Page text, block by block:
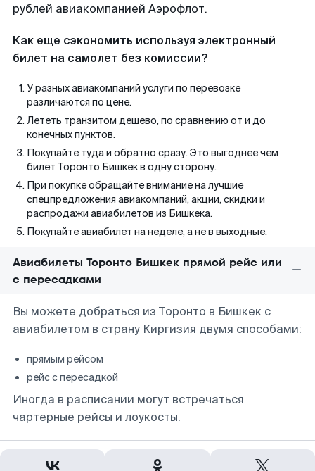
рублей авиакомпанией Аэрофлот.
Как еще сэкономить используя электронный
билет на самолет без комиссии?
У разных авиакомпаний услуги по перевозке
различаются по цене.
Лететь транзитом дешево, по сравнению от и до
конечных пунктов.
Покупайте туда и обратно сразу. Это выгоднее чем
билет Торонто Бишкек в одну сторону.
При покупке обращайте внимание на лучшие
спецпредложения авиакомпаний, акции, скидки и
распродажи авиабилетов из Бишкека.
Покупайте авиабилет на неделе, а не в выходные.
Авиабилеты Торонто Бишкек прямой рейс или
с пересадками
Вы можете добраться из Торонто в Бишкек с
авиабилетом в страну Киргизия двумя способами:
прямым рейсом
рейс с пересадкой
Иногда в расписании могут встречаться
чартерные рейсы и лоукосты.